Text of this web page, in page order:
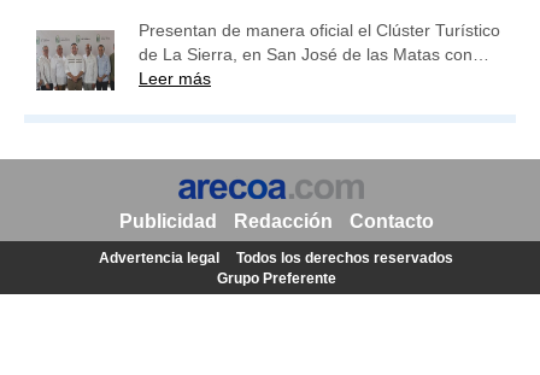
Presentan de manera oficial el Clúster Turístico
de La Sierra, en San José de las Matas con…
Leer más
Publicidad Redacción Contacto
Advertencia legal
Todos los derechos reservados
Grupo Preferente